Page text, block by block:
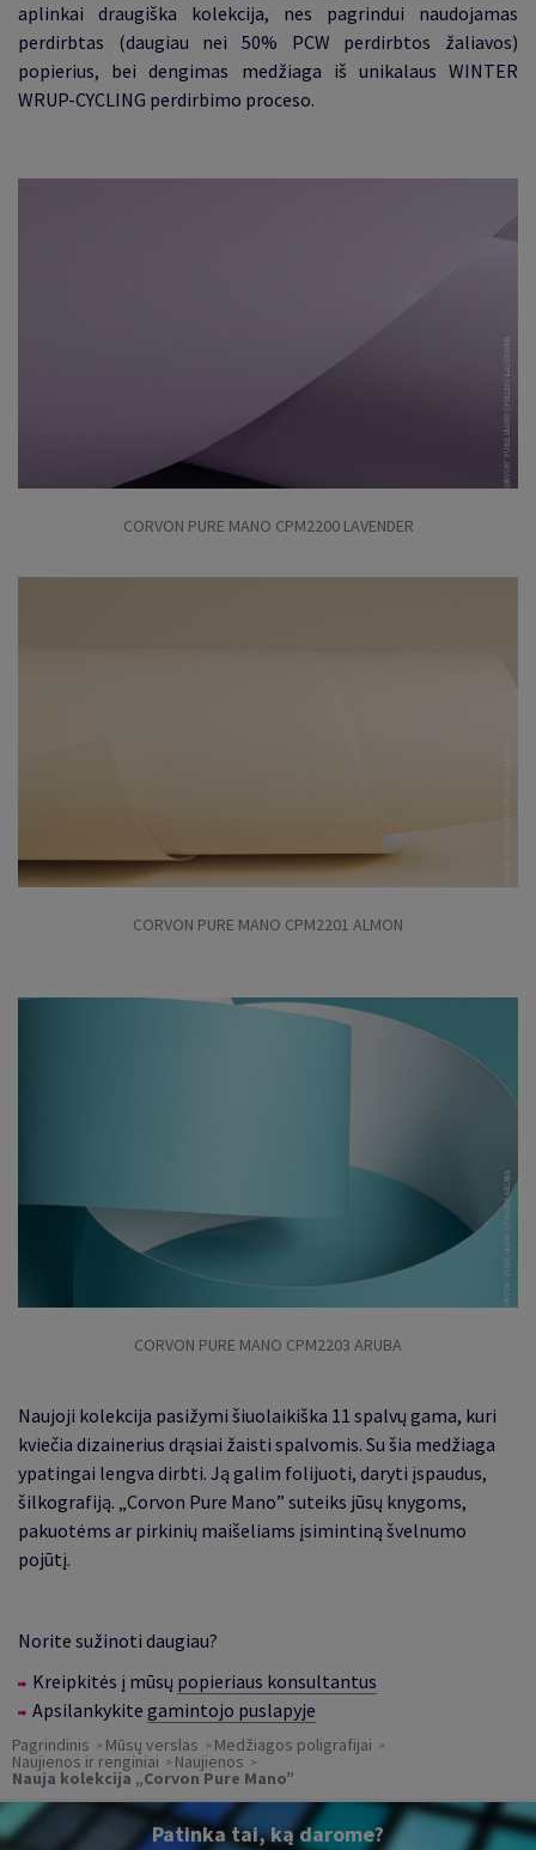
aplinkai draugiška kolekcija, nes pagrindui naudojamas
perdirbtas (daugiau nei 50% PCW perdirbtos žaliavos)
popierius, bei dengimas medžiaga iš unikalaus WINTER
WRUP-CYCLING perdirbimo proceso.
CORVON PURE MANO CPM2200 LAVENDER
CORVON PURE MANO CPM2201 ALMON
CORVON PURE MANO CPM2203 ARUBA
Naujoji kolekcija pasižymi šiuolaikiška 11 spalvų gama, kuri
kviečia dizainerius drąsiai žaisti spalvomis. Su šia medžiaga
ypatingai lengva dirbti. Ją galim folijuoti, daryti įspaudus,
šilkografiją. „Corvon Pure Mano” suteiks jūsų knygoms,
pakuotėms ar pirkinių maišeliams įsimintiną švelnumo
pojūtį.
Norite sužinoti daugiau?
Kreipkitės į mūsų popieriaus konsultantus
Apsilankykite gamintojo puslapyje
Pagrindinis Mūsų verslas Medžiagos poligrafijai
Naujienos ir renginiai Naujienos
Nauja kolekcija „Corvon Pure Mano”
Patinka tai, ką darome?